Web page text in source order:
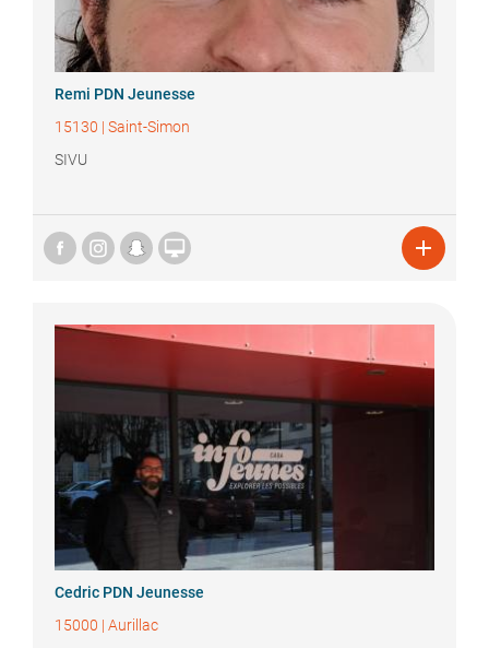
Remi PDN Jeunesse
15130 | Saint-Simon
SIVU
 
Cedric PDN Jeunesse
15000 | Aurillac